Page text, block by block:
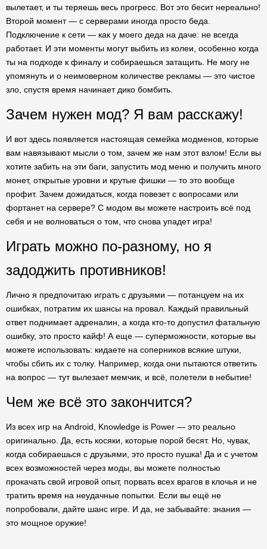
вылетает, и ты теряешь весь прогресс. Вот это бесит нереально!
Второй момент — с серверами иногда просто беда.
Подключение к сети — как у моего деда на даче: не всегда
работает. И эти моменты могут выбить из колеи, особенно когда
ты на подходе к финалу и собираешься затащить. Не могу не
упомянуть и о неимоверном количестве рекламы — это чистое
зло, спустя время начинает дико бомбить.
Зачем нужен мод? Я вам расскажу!
И вот здесь появляется настоящая семейка модменов, которые
вам навязывают мысли о том, зачем же нам этот взлом! Если вы
хотите забить на эти баги, запустить мод меню и получить много
монет, открытые уровни и крутые фишки — то это вообще
профит. Зачем дожидаться, когда повезет с вопросами или
фортанет на сервере? С модом вы можете настроить всё под
себя и не волноваться о том, что снова упадет игра!
Играть можно по-разному, но я
задоджить противников!
Лично я предпочитаю играть с друзьями — потанцуем на их
ошибках, потратим их шансы на провал. Каждый правильный
ответ поднимает адреналин, а когда кто-то допустил фатальную
ошибку, это просто кайф! А еще — суперможности, которые вы
можете использовать: кидаете на соперников всякие штуки,
чтобы сбить их с толку. Например, когда они пытаются ответить
на вопрос — тут вылезает мемчик, и всё, полетели в небытие!
Чем же всё это закончится?
Из всех игр на Android, Knowledge is Power — это реально
оригинально. Да, есть косяки, которые порой бесят. Но, чувак,
когда собираешься с друзьями, это просто пушка! Да и с учетом
всех возможностей через моды, вы можете полностью
прокачать свой игровой опыт, порвать всех врагов в клочья и не
тратить время на неудачные попытки. Если вы ещё не
попробовали, дайте шанс игре. И да, не забывайте: знания —
это мощное оружие!